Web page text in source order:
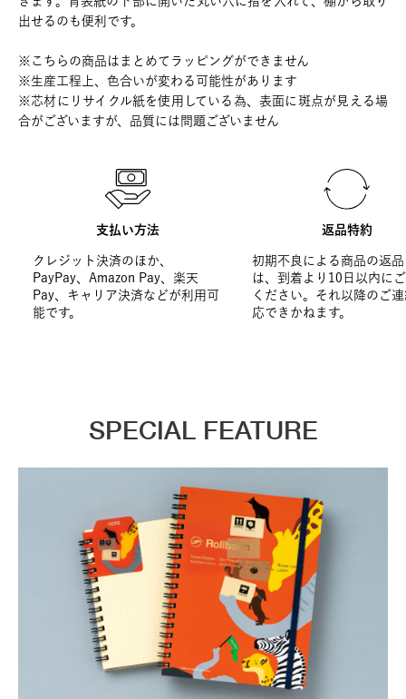
出せるのも便利です。
※こちらの商品はまとめてラッピングができません
※生産工程上、色合いが変わる可能性があります
※芯材にリサイクル紙を使用している為、表面に斑点が見える場
合がございますが、品質には問題ございません
支払い方法
クレジット決済のほか、
PayPay、Amazon Pay、楽天
Pay、キャリア決済などが利用可
能です。
返品特約
初期不良による商品の返
は、到着より10日以内に
ください。それ以降のご
応できかねます。
SPECIAL FEATURE